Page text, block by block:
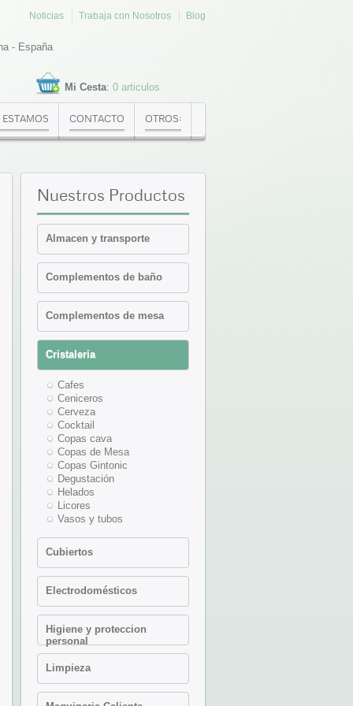
Noticias Trabaja con Nosotros Blog
- España
Mi Cesta: 0 articulos
CONTACTO OTROS:
Nuestros Productos
Almacen y transporte
Contenedores y cajas
isotermicas
Estanterias
Palets PVC y plataformas
Complementos de baño
Complementos de mesa
Complementos Buffet
Complementos Camarero
Complementos Cocktail
Complementos Mesa
Condimentos
Decantadores
Especial Tapas
Jamoneros
Muele pimientas
Publicidad
Recepcion hotel
Soportes Botellines Aceite
- Vinagre
Cristaleria
Cafes
Ceniceros
Cerveza
Cocktail
Copas cava
Copas de Mesa
Copas Gintonic
Degustación
Helados
Licores
Vasos y tubos
Cubiertos
Accesorios cuberteria
Chuleteros
Cubiertos mesa
Electrodomésticos
Electrica
Fuentes de chocolate
Maquinas fabricadoras de
helado
Higiene y proteccion
personal
Limpieza